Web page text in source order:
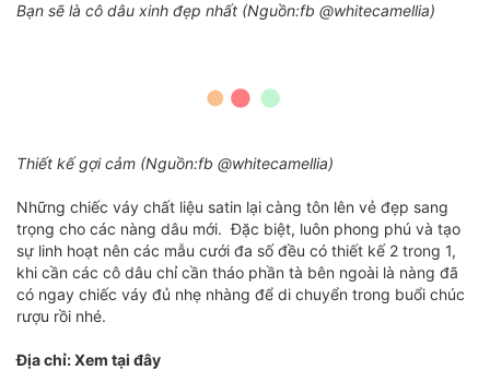
Bạn sẽ là cô dâu xinh đẹp nhất (Nguồn:fb @whitecamellia)
Thiết kế gợi cảm (Nguồn:fb @whitecamellia)
Những chiếc váy chất liệu satin lại càng tôn lên vẻ đẹp sang
trọng cho các nàng dâu mới. Đặc biệt, luôn phong phú và tạo
sự linh hoạt nên các mẫu cưới đa số đều có thiết kế 2 trong 1,
khi cần các cô dâu chỉ cần tháo phần tà bên ngoài là nàng đã
có ngay chiếc váy đủ nhẹ nhàng để di chuyển trong buổi chúc
rượu rồi nhé.
Địa chỉ: Xem tại đây